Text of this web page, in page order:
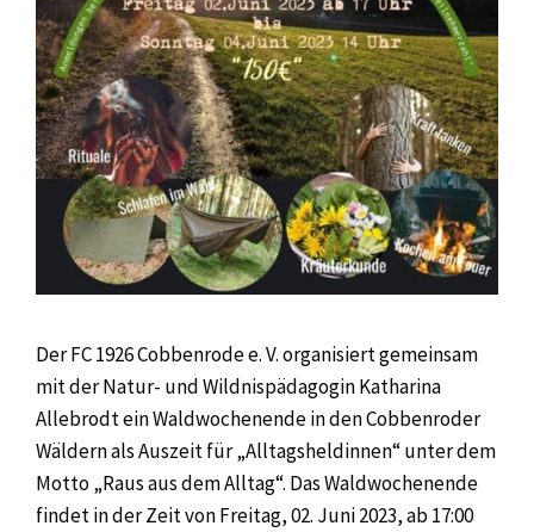
Der FC 1926 Cobbenrode e. V. organisiert gemeinsam
mit der Natur- und Wildnispädagogin Katharina
Allebrodt ein Waldwochenende in den Cobbenroder
Wäldern als Auszeit für „Alltagsheldinnen“ unter dem
Motto „Raus aus dem Alltag“. Das Waldwochenende
findet in der Zeit von Freitag, 02. Juni 2023, ab 17:00